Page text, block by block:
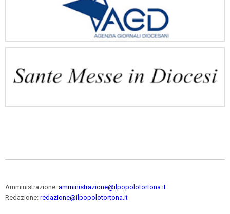
Amministrazione: amministrazione@ilpopolotortona.it
Redazione: redazione@ilpopolotortona.it